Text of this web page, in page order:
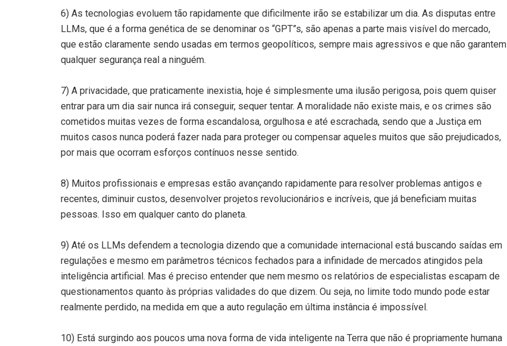
6) As tecnologias evoluem tão rapidamente que dificilmente irão se estabilizar um dia. As disputas entre
LLMs, que é a forma genética de se denominar os “GPT”s, são apenas a parte mais visível do mercado,
que estão claramente sendo usadas em termos geopolíticos, sempre mais agressivos e que não garantem
qualquer segurança real a ninguém.
7) A privacidade, que praticamente inexistia, hoje é simplesmente uma ilusão perigosa, pois quem quiser
entrar para um dia sair nunca irá conseguir, sequer tentar. A moralidade não existe mais, e os crimes são
cometidos muitas vezes de forma escandalosa, orgulhosa e até escrachada, sendo que a Justiça em
muitos casos nunca poderá fazer nada para proteger ou compensar aqueles muitos que são prejudicados,
por mais que ocorram esforços contínuos nesse sentido.
8) Muitos profissionais e empresas estão avançando rapidamente para resolver problemas antigos e
recentes, diminuir custos, desenvolver projetos revolucionários e incríveis, que já beneficiam muitas
pessoas. Isso em qualquer canto do planeta.
9) Até os LLMs defendem a tecnologia dizendo que a comunidade internacional está buscando saídas em
regulações e mesmo em parâmetros técnicos fechados para a infinidade de mercados atingidos pela
inteligência artificial. Mas é preciso entender que nem mesmo os relatórios de especialistas escapam de
questionamentos quanto às próprias validades do que dizem. Ou seja, no limite todo mundo pode estar
realmente perdido, na medida em que a auto regulação em última instância é impossível.
10) Está surgindo aos poucos uma nova forma de vida inteligente na Terra que não é propriamente humana